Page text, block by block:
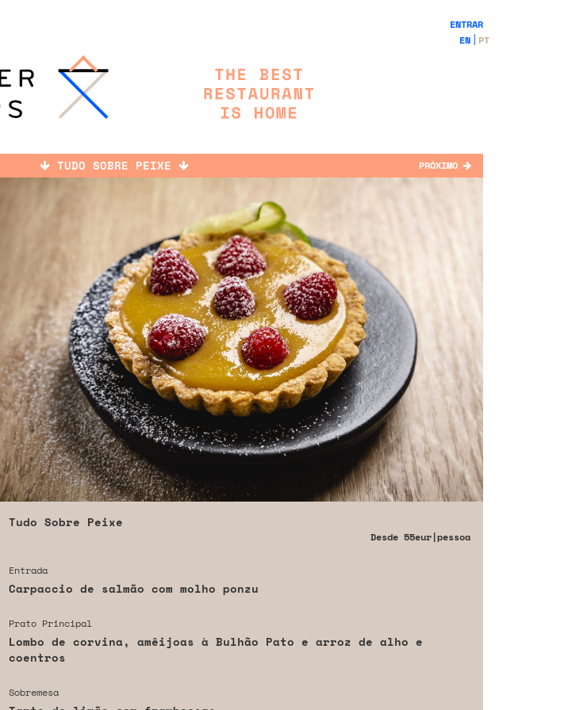
ENTRAR
EN
PT
TUDO SOBRE PEIXE PRÓXIMO
Tudo Sobre Peixe
Desde 55eur|pessoa
Entrada
Carpaccio de salmão com molho ponzu
Prato Principal
Lombo de corvina, amêijoas à Bulhão Pato e arroz de alho e
coentros
Sobremesa